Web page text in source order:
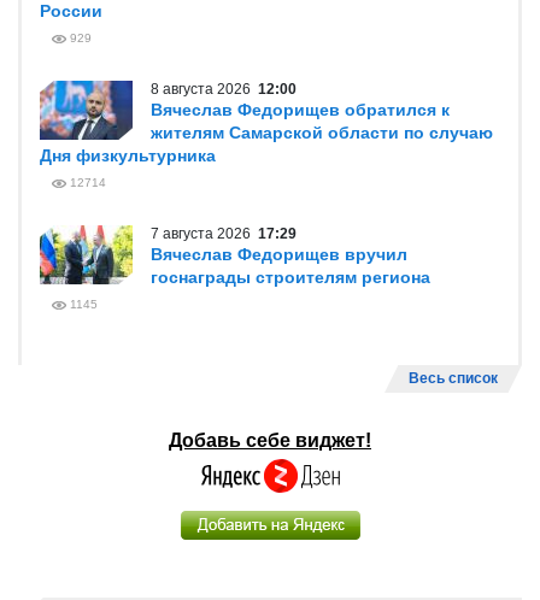
России
929
8 августа 2026 12:00
Вячеслав Федорищев обратился к
жителям Самарской области по случаю
Дня физкультурника
12714
7 августа 2026 17:29
Вячеслав Федорищев вручил
госнаграды строителям региона
1145
Весь список
Добавь себе виджет!